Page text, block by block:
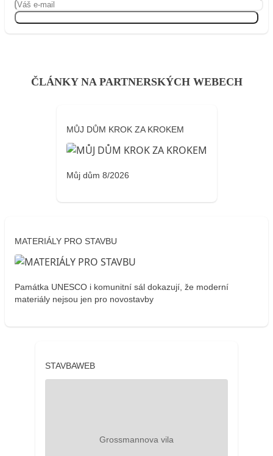
ČLÁNKY NA PARTNERSKÝCH WEBECH
MŮJ DŮM KROK ZA KROKEM
Můj dům 8/2026
MATERIÁLY PRO STAVBU
Památka UNESCO i komunitní sál dokazují, že moderní
materiály nejsou jen pro novostavby
STAVBAWEB